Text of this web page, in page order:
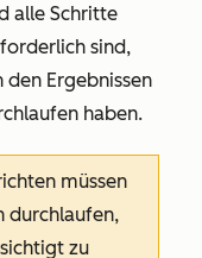
alle Schritte
sind,
Ergebnissen
haben.
müssen
durchlaufen,
zu